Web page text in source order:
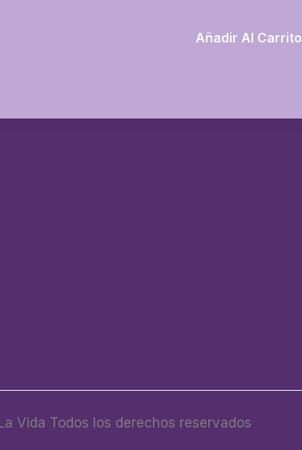
Añadir Al Carrito
Vida Todos los derechos reservados